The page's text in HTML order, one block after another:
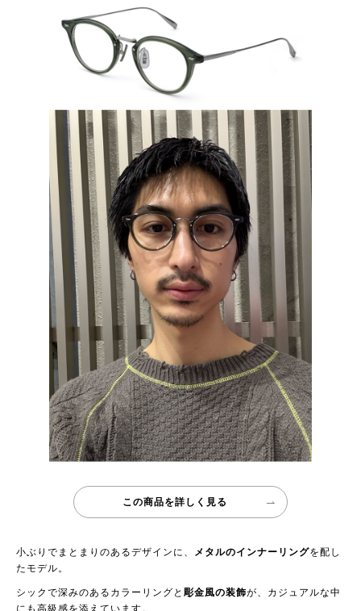
この商品を詳しく見る
小ぶりでまとまりのあるデザインに、 メタルのインナーリングを配し
たモデル。
シックで深みのあるカラーリングと 彫金風の装飾が、カジュアルな中
にも高級感を添えています。